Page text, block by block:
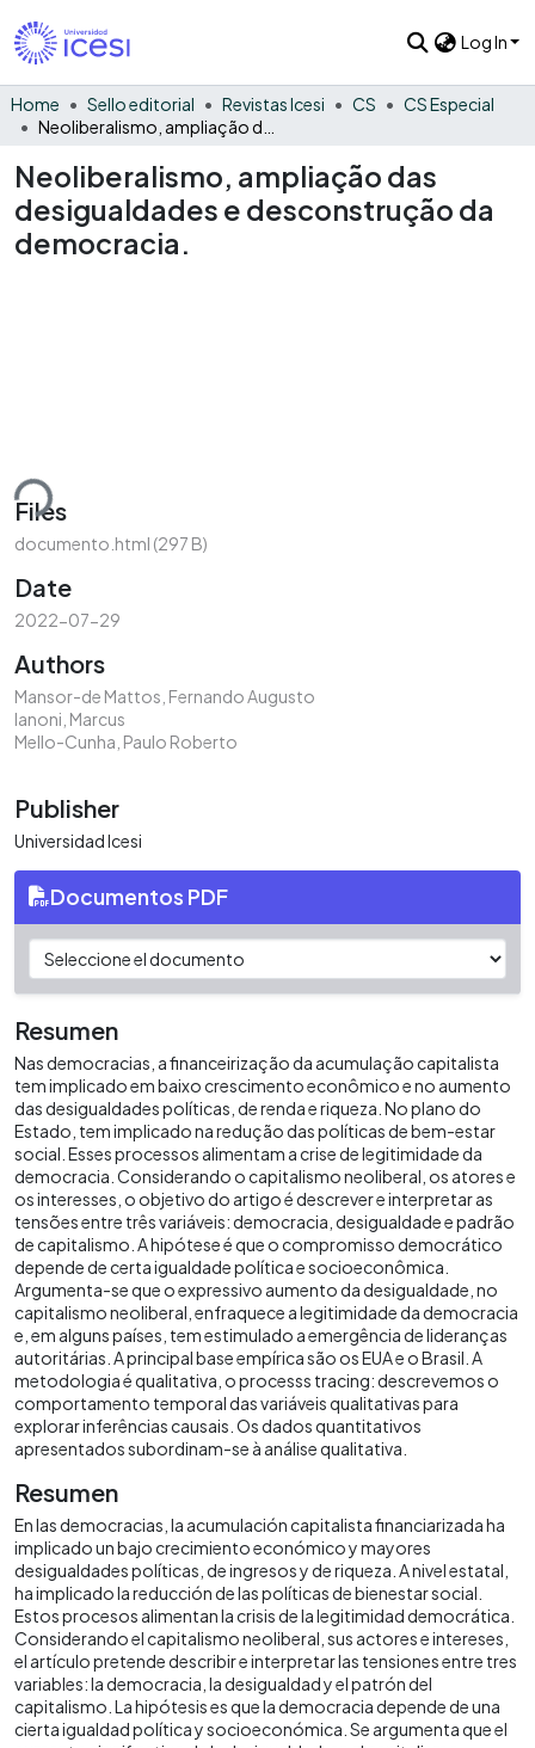
Log In
Home Sello editorial Revistas Icesi CS
CS Especial
Neoliberalismo, ampliação das
desigualdades e desconstrução da
democracia.
Files
documento.html (297 B)
Date
2022-07-29
Authors
Mansor-de Mattos, Fernando Augusto
Ianoni, Marcus
Mello-Cunha, Paulo Roberto
Publisher
Universidad Icesi
Documentos PDF
Resumen
Nas democracias, a financeirização da acumulação capitalista
tem implicado em baixo crescimento econômico e no aumento
das desigualdades políticas, de renda e riqueza. No plano do
Estado, tem implicado na redução das políticas de bem-estar
social. Esses processos alimentam a crise de legitimidade da
democracia. Considerando o capitalismo neoliberal, os atores e
os interesses, o objetivo do artigo é descrever e interpretar as
tensões entre três variáveis: democracia, desigualdade e padrão
de capitalismo. A hipótese é que o compromisso democrático
depende de certa igualdade política e socioeconômica.
Argumenta-se que o expressivo aumento da desigualdade, no
capitalismo neoliberal, enfraquece a legitimidade da democracia
e, em alguns países, tem estimulado a emergência de lideranças
autoritárias. A principal base empírica são os EUA e o Brasil. A
metodologia é qualitativa, o processs tracing: descrevemos o
comportamento temporal das variáveis qualitativas para
explorar inferências causais. Os dados quantitativos
apresentados subordinam-se à análise qualitativa.
Resumen
En las democracias, la acumulación capitalista financiarizada ha
implicado un bajo crecimiento económico y mayores
desigualdades políticas, de ingresos y de riqueza. A nivel estatal,
ha implicado la reducción de las políticas de bienestar social.
Estos procesos alimentan la crisis de la legitimidad democrática.
Considerando el capitalismo neoliberal, sus actores e intereses,
el artículo pretende describir e interpretar las tensiones entre tres
variables: la democracia, la desigualdad y el patrón del
capitalismo. La hipótesis es que la democracia depende de una
cierta igualdad política y socioeconómica. Se argumenta que el